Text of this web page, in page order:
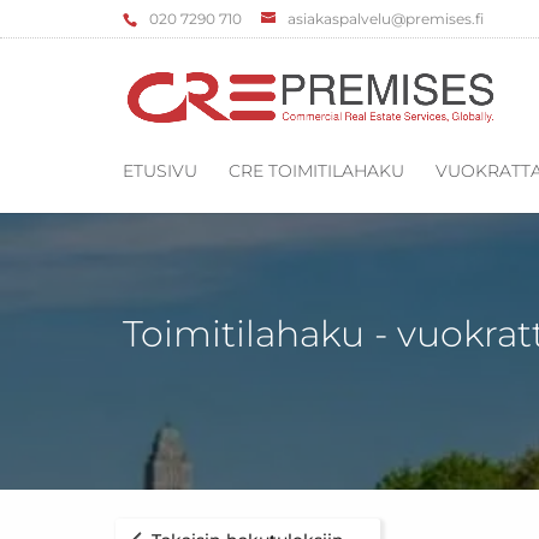
‌020 7290 710 asiakaspalvelu@premises.fi
ETUSIVU CRE TOIMITILAHAKU
Toimitilahaku -